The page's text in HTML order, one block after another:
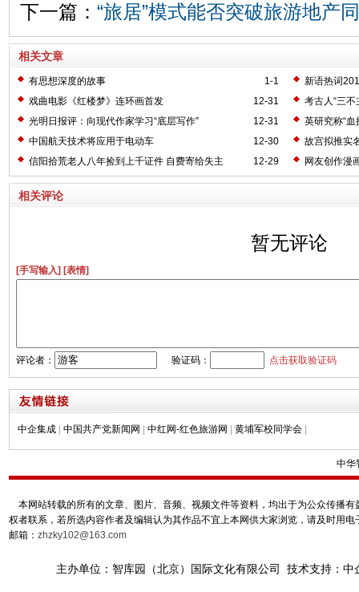
下一篇： “旅居”模式能否突破旅游地产
相关文章
1-1
有思想深度的故事
新语热词
12-31
戏曲电影《红楼梦》连环画首发
考古人“三
12-31
光明日报评：向现代作家学习“底层写作”
英研究称“
12-30
中国航天技术将应用于电动车
故宫拟推实
12-29
信阳拾荒老人八年捡到上千证件 自费寄给失主 网友创作漫
相关评论
暂无评论
[手写输入] [表情]
评论者： 验证码： 点击获取验证码
中企集成 中国共产党新闻网 中红网-红色旅游网 黄埔军校同学会
中华
本网站转载的所有的文章、图片、音频、视频文件等资料，均出于为公众传播
权者联系，若所选内容作者及编辑认为其作品不宜上本网供大家浏览，请及时用
邮箱： zhzky102@163.com
主办单位：智库园（北京）国际文化有限公司 技术支持：